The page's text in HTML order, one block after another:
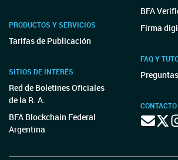
PRODUCTOS Y SERVICIOS
Tarifas de Publicación
SITIOS DE INTERÉS
Red de Boletines Oficiales
de la R. A.
BFA Blockchain Federal
Argentina
BFA
Firma
FAQ Y
CONTACTO